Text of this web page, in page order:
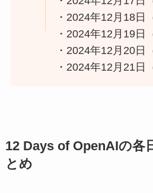
・2024年12月18日
・2024年12月19日
・2024年12月20日
・2024年12月21日
12 Days of OpenAIの各
とめ